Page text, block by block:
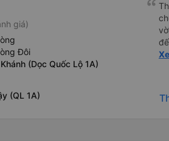
giá)
Đôi
(Dọc Quốc Lộ 1A)
(QL 1A)